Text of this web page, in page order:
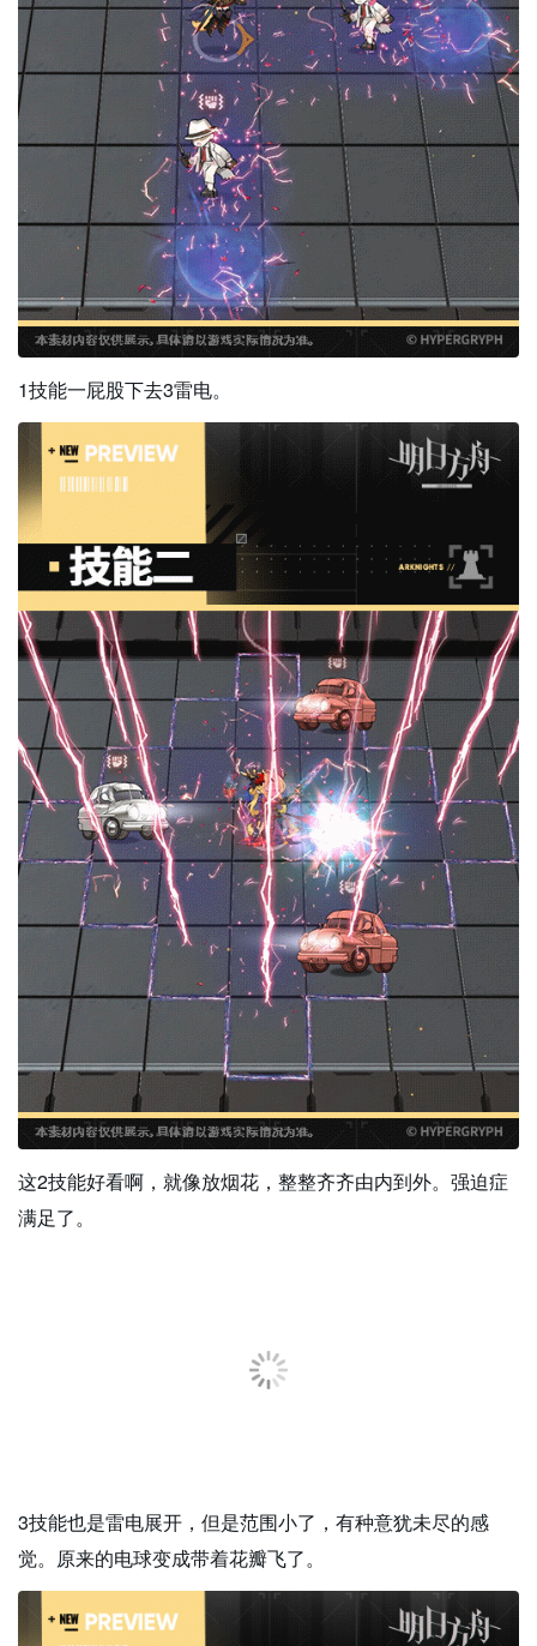
1技能一屁股下去3雷电。
这2技能好看啊，就像放烟花，整整齐齐由内到外。强迫症
满足了。
3技能也是雷电展开，但是范围小了，有种意犹未尽的感
觉。原来的电球变成带着花瓣飞了。